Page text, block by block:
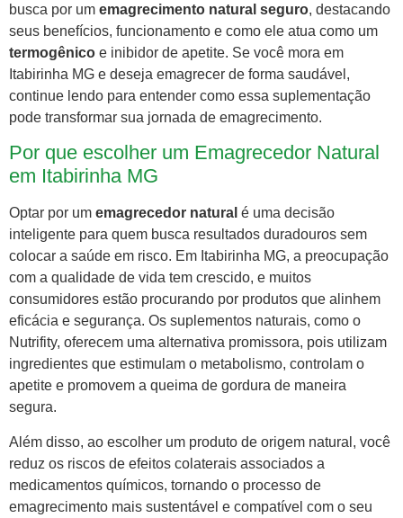
busca por um emagrecimento natural seguro, destacando
seus benefícios, funcionamento e como ele atua como um
termogênico e inibidor de apetite. Se você mora em
Itabirinha MG e deseja emagrecer de forma saudável,
continue lendo para entender como essa suplementação
pode transformar sua jornada de emagrecimento.
Por que escolher um Emagrecedor Natural
em Itabirinha MG
Optar por um emagrecedor natural é uma decisão
inteligente para quem busca resultados duradouros sem
colocar a saúde em risco. Em Itabirinha MG, a preocupação
com a qualidade de vida tem crescido, e muitos
consumidores estão procurando por produtos que alinhem
eficácia e segurança. Os suplementos naturais, como o
Nutrifity, oferecem uma alternativa promissora, pois utilizam
ingredientes que estimulam o metabolismo, controlam o
apetite e promovem a queima de gordura de maneira
segura.
Além disso, ao escolher um produto de origem natural, você
reduz os riscos de efeitos colaterais associados a
medicamentos químicos, tornando o processo de
emagrecimento mais sustentável e compatível com o seu